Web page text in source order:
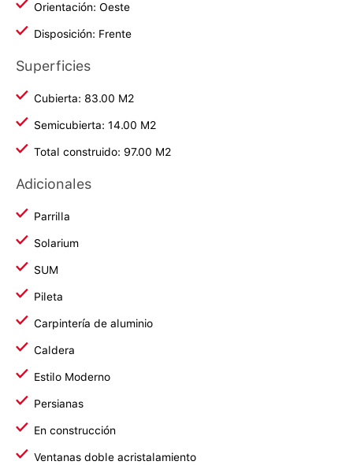
Orientación: Oeste
Disposición: Frente
Superficies
Cubierta: 83.00 M2
Semicubierta: 14.00 M2
Total construido: 97.00 M2
Adicionales
Parrilla
Solarium
SUM
Pileta
Carpintería de aluminio
Caldera
Estilo Moderno
Persianas
En construcción
Ventanas doble acristalamiento